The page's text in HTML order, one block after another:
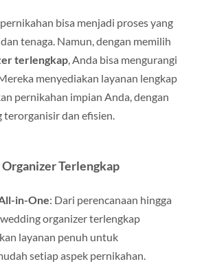
bisa menjadi proses yang
tenaga. Namun, dengan memilih
terlengkap, Anda bisa mengurangi
menyediakan layanan lengkap
pernikahan impian Anda, dengan
terorganisir dan efisien.
Terlengkap
in-One: Dari perencanaan hingga
organizer terlengkap
layanan penuh untuk
setiap aspek pernikahan.